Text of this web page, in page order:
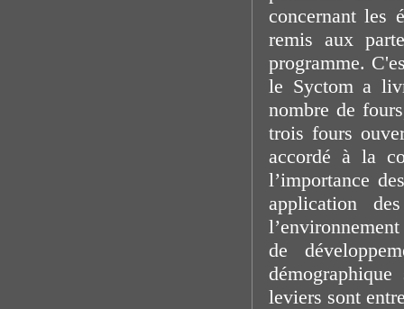
concernant les
remis aux
programme.
le Syctom a
nombre de
trois fours
accordé à la
l’importance
application
de
leviers sont